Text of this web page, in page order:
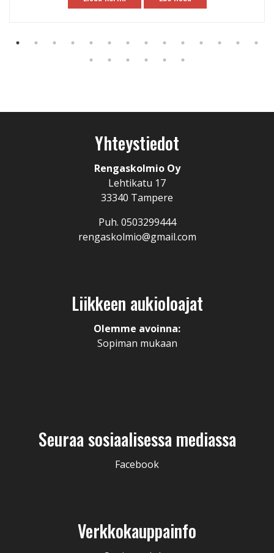
Yhteystiedot
Rengaskolmio Oy
Lehtikatu 17
33340 Tampere
Puh. 0503299444
rengaskolmio@gmail.com
Liikkeen aukioloajat
Olemme avoinna:
Sopiman mukaan
Seuraa sosiaalisessa mediassa
Facebook
Verkkokauppainfo